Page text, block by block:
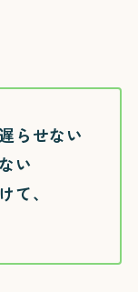
らせない
い
て、